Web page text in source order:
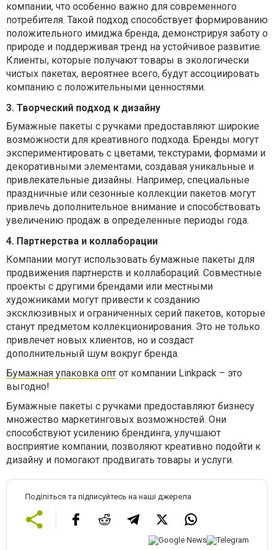
компании, что особенно важно для современного
потребителя. Такой подход способствует формированию
положительного имиджа бренда, демонстрируя заботу о
природе и поддерживая тренд на устойчивое развитие.
Клиенты, которые получают товары в экологически
чистых пакетах, вероятнее всего, будут ассоциировать
компанию с положительными ценностями.
3. Творческий подход к дизайну
Бумажные пакеты с ручками предоставляют широкие
возможности для креативного подхода. Бренды могут
экспериментировать с цветами, текстурами, формами и
декоративными элементами, создавая уникальные и
привлекательные дизайны. Например, специальные
праздничные или сезонные коллекции пакетов могут
привлечь дополнительное внимание и способствовать
увеличению продаж в определенные периоды года.
4. Партнерства и коллаборации
Компании могут использовать бумажные пакеты для
продвижения партнерств и коллабораций. Совместные
проекты с другими брендами или местными
художниками могут привести к созданию
эксклюзивных и ограниченных серий пакетов, которые
станут предметом коллекционирования. Это не только
привлечет новых клиентов, но и создаст
дополнительный шум вокруг бренда.
Бумажная упаковка опт от компании Linkpack – это
выгодно!
Бумажные пакеты с ручками предоставляют бизнесу
множество маркетинговых возможностей. Они
способствуют усилению брендинга, улучшают
восприятие компании, позволяют креативно подойти к
дизайну и помогают продвигать товары и услуги.
Поділіться та підписуйтесь на наші джерела